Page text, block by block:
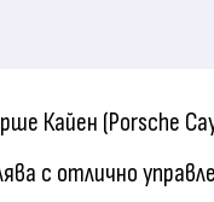
Кайен (Porsche
с отлично